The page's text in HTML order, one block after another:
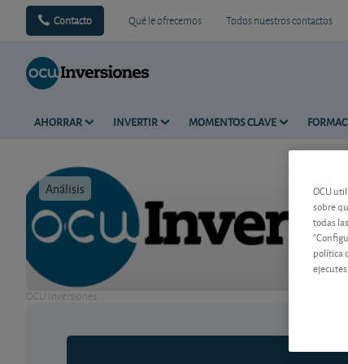
Contacto Qué le ofrecemos Todos nuestros contactos
AHORRAR INVERTIR MOMENTOS CLAVE
Análisis
OCU Inversiones
OCU
sobre
todas
política